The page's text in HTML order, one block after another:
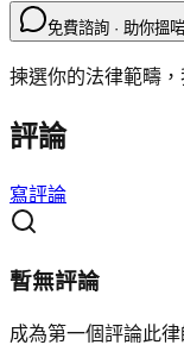
免費諮詢 · 助你搵
揀選你的法律範疇
評論
寫評論
暫無評論
成為第一個評論此律